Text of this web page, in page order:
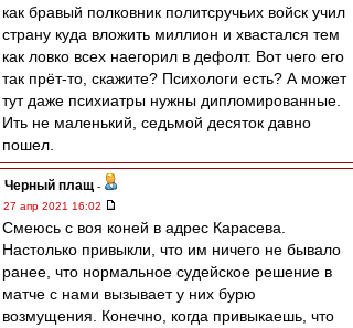
как бравый полковник политсручьих войск учил
страну куда вложить миллион и хвастался тем
как ловко всех наегорил в дефолт. Вот чего его
так прёт-то, скажите? Психологи есть? А может
тут даже психиатры нужны дипломированные.
Ить не маленький, седьмой десяток давно
пошел.
Черный плащ -
27 апр 2021 16:02
Смеюсь с воя коней в адрес Карасева.
Настолько привыкли, что им ничего не бывало
ранее, что нормальное судейское решение в
матче с нами вызывает у них бурю
возмущения. Конечно, когда привыкаешь, что